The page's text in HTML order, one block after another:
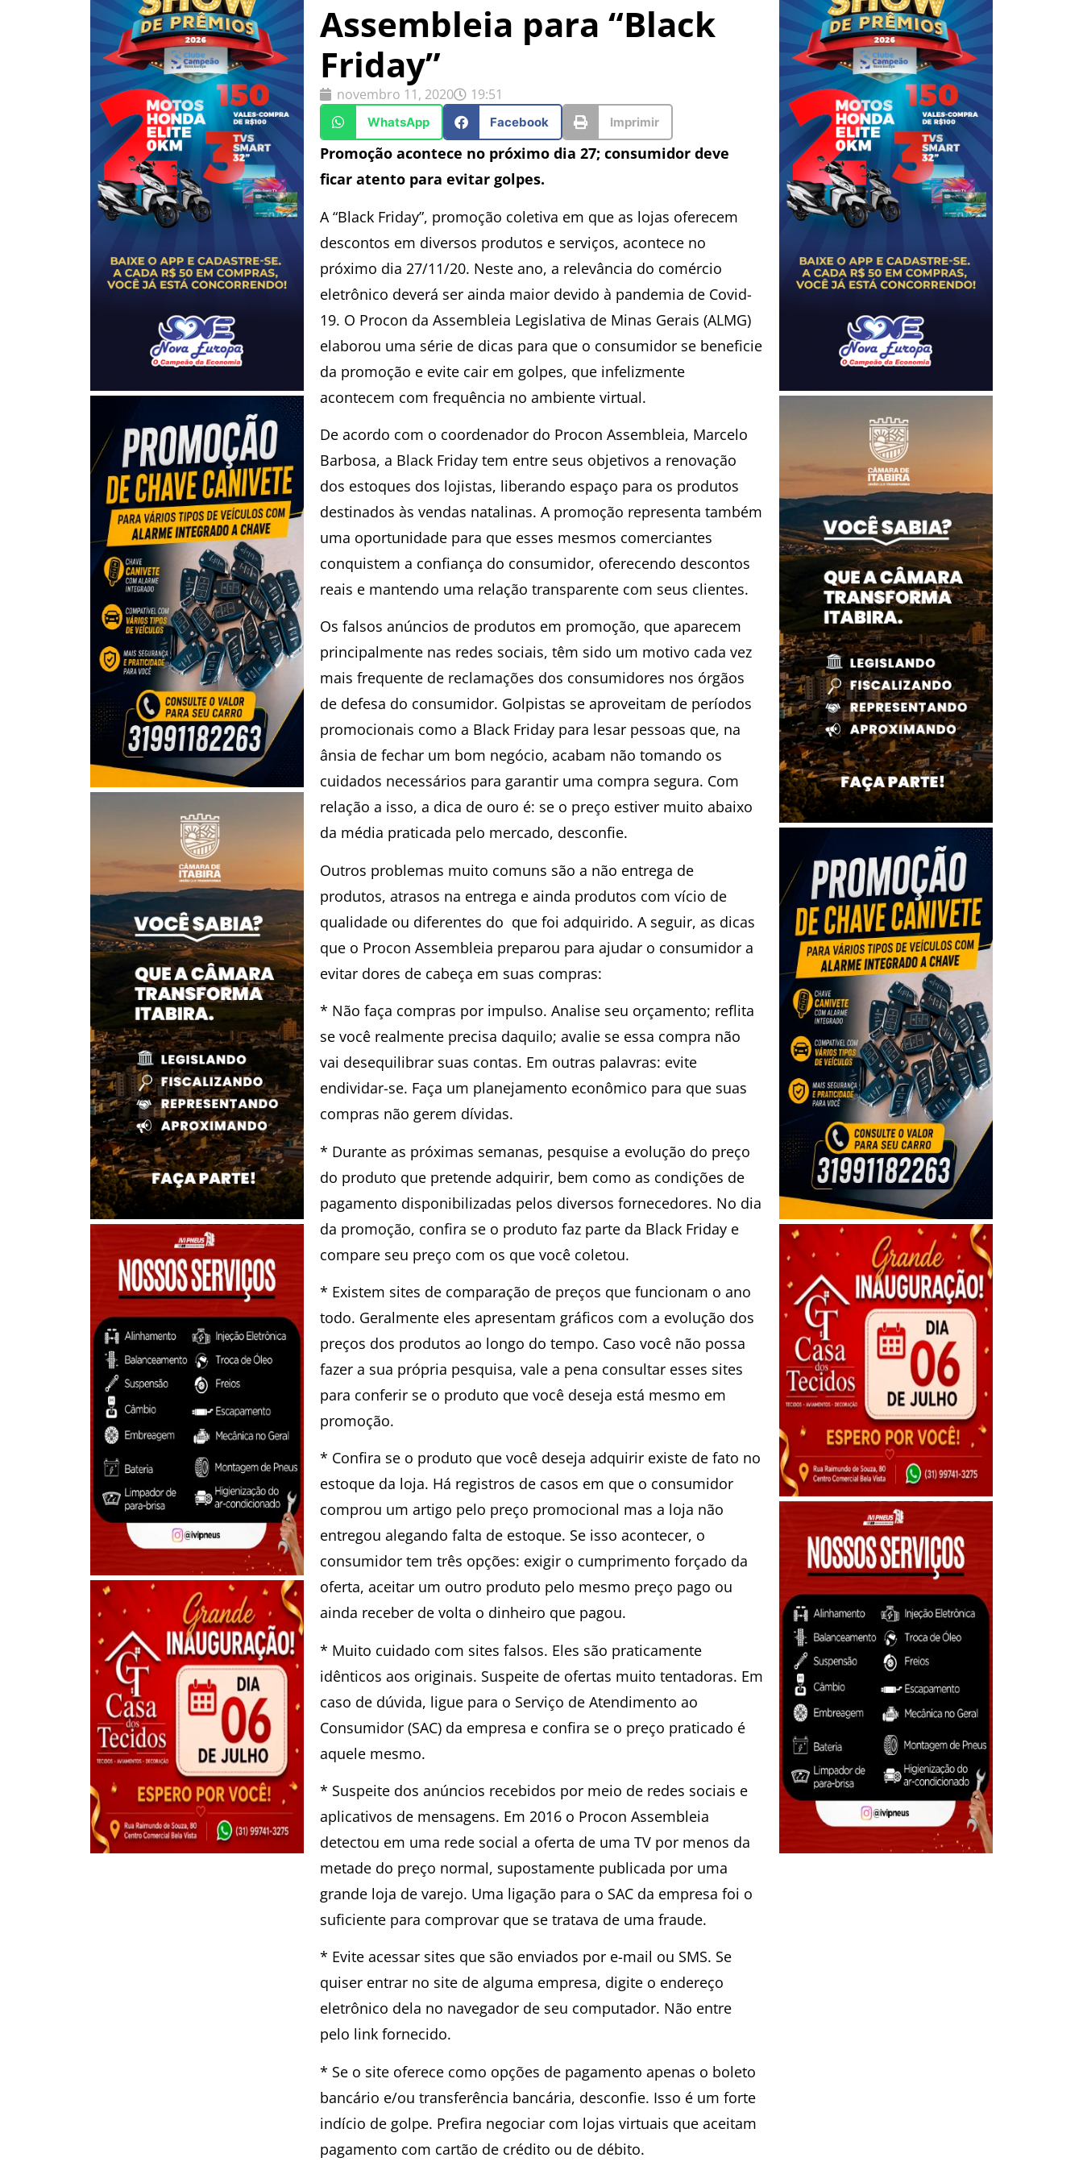
Assembleia para “Black
Friday”
novembro 11, 2020 19:51
WhatsApp Facebook Imprimir
Promoção acontece no próximo dia 27; consumidor deve
ficar atento para evitar golpes.
A “Black Friday”, promoção coletiva em que as lojas oferecem
descontos em diversos produtos e serviços, acontece no
próximo dia 27/11/20. Neste ano, a relevância do comércio
eletrônico deverá ser ainda maior devido à pandemia de Covid-
19. O Procon da Assembleia Legislativa de Minas Gerais (ALMG)
elaborou uma série de dicas para que o consumidor se beneficie
da promoção e evite cair em golpes, que infelizmente
acontecem com frequência no ambiente virtual.
De acordo com o coordenador do Procon Assembleia, Marcelo
Barbosa, a Black Friday tem entre seus objetivos a renovação
dos estoques dos lojistas, liberando espaço para os produtos
destinados às vendas natalinas. A promoção representa também
uma oportunidade para que esses mesmos comerciantes
conquistem a confiança do consumidor, oferecendo descontos
reais e mantendo uma relação transparente com seus clientes.
Os falsos anúncios de produtos em promoção, que aparecem
principalmente nas redes sociais, têm sido um motivo cada vez
mais frequente de reclamações dos consumidores nos órgãos
de defesa do consumidor. Golpistas se aproveitam de períodos
promocionais como a Black Friday para lesar pessoas que, na
ânsia de fechar um bom negócio, acabam não tomando os
cuidados necessários para garantir uma compra segura. Com
relação a isso, a dica de ouro é: se o preço estiver muito abaixo
da média praticada pelo mercado, desconfie.
Outros problemas muito comuns são a não entrega de
produtos, atrasos na entrega e ainda produtos com vício de
qualidade ou diferentes do que foi adquirido. A seguir, as dicas
que o Procon Assembleia preparou para ajudar o consumidor a
evitar dores de cabeça em suas compras:
* Não faça compras por impulso. Analise seu orçamento; reflita
se você realmente precisa daquilo; avalie se essa compra não
vai desequilibrar suas contas. Em outras palavras: evite
endividar-se. Faça um planejamento econômico para que suas
compras não gerem dívidas.
* Durante as próximas semanas, pesquise a evolução do preço
do produto que pretende adquirir, bem como as condições de
pagamento disponibilizadas pelos diversos fornecedores. No dia
da promoção, confira se o produto faz parte da Black Friday e
compare seu preço com os que você coletou.
* Existem sites de comparação de preços que funcionam o ano
todo. Geralmente eles apresentam gráficos com a evolução dos
preços dos produtos ao longo do tempo. Caso você não possa
fazer a sua própria pesquisa, vale a pena consultar esses sites
para conferir se o produto que você deseja está mesmo em
promoção.
* Confira se o produto que você deseja adquirir existe de fato no
estoque da loja. Há registros de casos em que o consumidor
comprou um artigo pelo preço promocional mas a loja não
entregou alegando falta de estoque. Se isso acontecer, o
consumidor tem três opções: exigir o cumprimento forçado da
oferta, aceitar um outro produto pelo mesmo preço pago ou
ainda receber de volta o dinheiro que pagou.
* Muito cuidado com sites falsos. Eles são praticamente
idênticos aos originais. Suspeite de ofertas muito tentadoras. Em
caso de dúvida, ligue para o Serviço de Atendimento ao
Consumidor (SAC) da empresa e confira se o preço praticado é
aquele mesmo.
* Suspeite dos anúncios recebidos por meio de redes sociais e
aplicativos de mensagens. Em 2016 o Procon Assembleia
detectou em uma rede social a oferta de uma TV por menos da
metade do preço normal, supostamente publicada por uma
grande loja de varejo. Uma ligação para o SAC da empresa foi o
suficiente para comprovar que se tratava de uma fraude.
* Evite acessar sites que são enviados por e-mail ou SMS. Se
quiser entrar no site de alguma empresa, digite o endereço
eletrônico dela no navegador de seu computador. Não entre
pelo link fornecido.
* Se o site oferece como opções de pagamento apenas o boleto
bancário e/ou transferência bancária, desconfie. Isso é um forte
indício de golpe. Prefira negociar com lojas virtuais que aceitam
pagamento com cartão de crédito ou de débito.